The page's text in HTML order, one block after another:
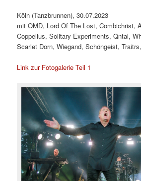
Köln (Tanzbrunnen), 30.07.2023
mit OMD, Lord Of The Lost, Combichrist,
Coppelius, Solitary Experiments, Qntal,
Scarlet Dorn, Wiegand, Schöngeist,
Link zur Fotogalerie Teil 1